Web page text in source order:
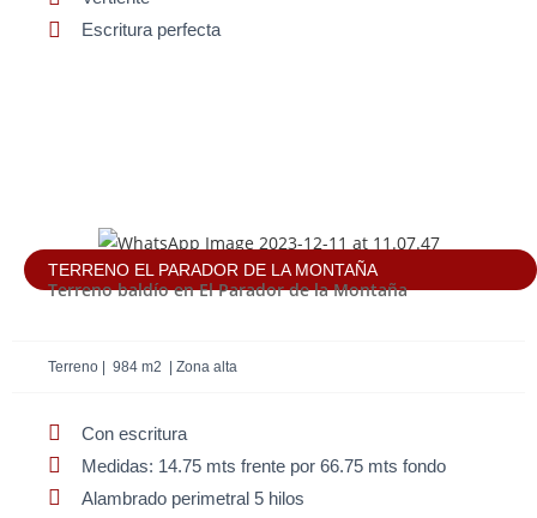
Escritura perfecta
TERRENO EL PARADOR DE LA MONTAÑA
Terreno baldío en El Parador de la Montaña
Terreno | 984 m2 | Zona alta
Con escritura
Medidas: 14.75 mts frente por 66.75 mts fondo
Alambrado perimetral 5 hilos